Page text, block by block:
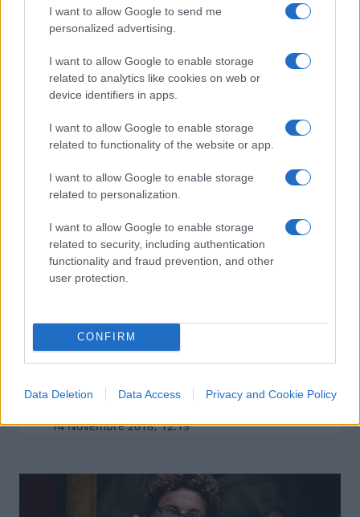
I want to allow Google to send me
personalized advertising.
I want to allow Google to enable storage
related to analytics like cookies on web or
device identifiers in apps.
I want to allow Google to enable storage
related to functionality of the website or app.
I want to allow Google to enable storage
related to personalization.
I want to allow Google to enable storage
related to security, including authentication
functionality and fraud prevention, and other
user protection.
CONFIRM
Data Deletion Data Access Privacy and Cookie Policy
8 Dicembre 2018, 12:39
Manifestazione Sì Tav, 4
considerazioni politicamente
scorrette
14 Novembre 2018, 12:19